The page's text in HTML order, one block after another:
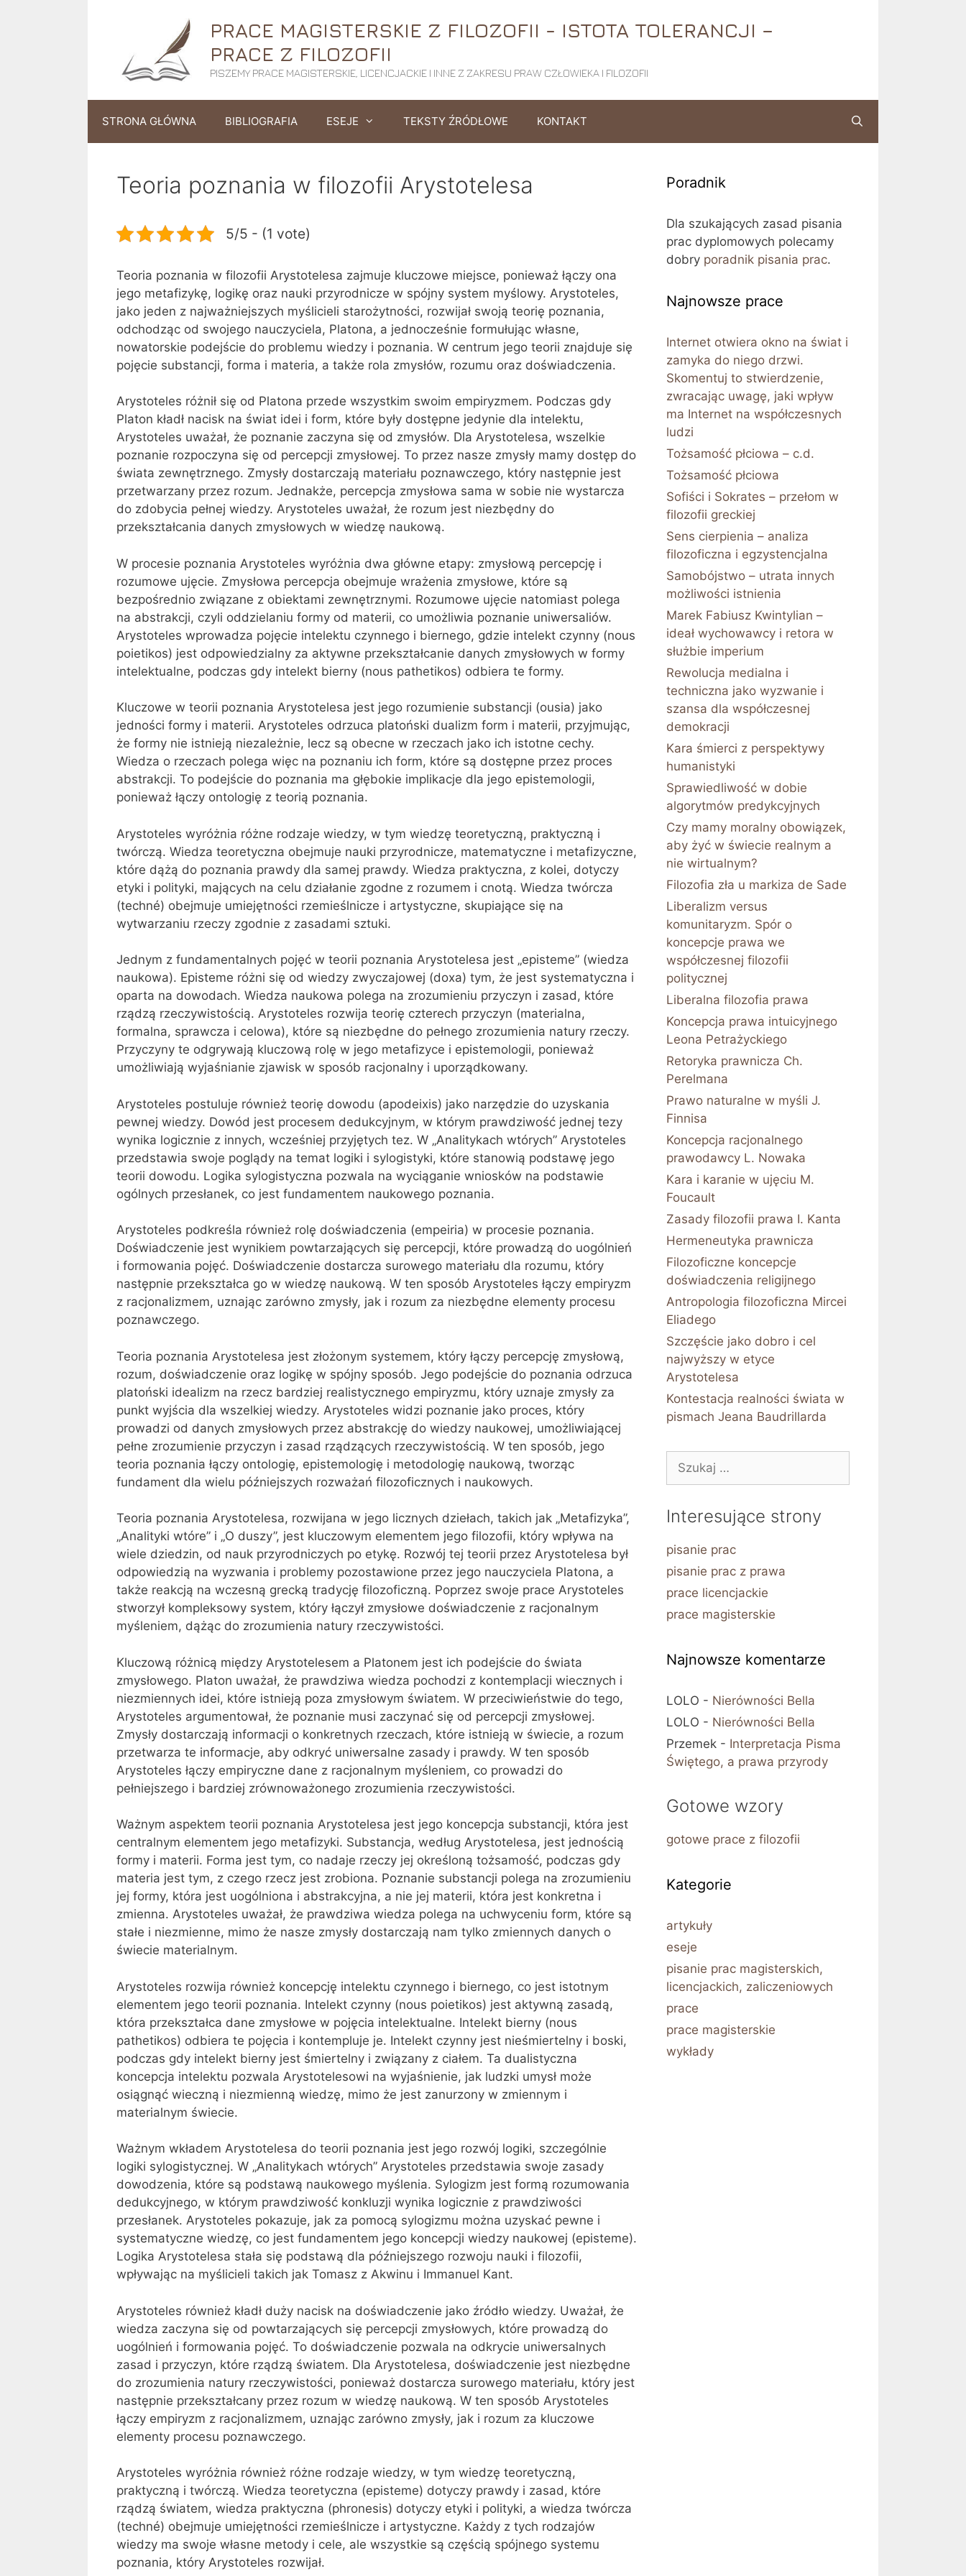
PRACE MAGISTERSKIE Z FILOZOFII - ISTOTA TOLERANCJI –
PRACE Z FILOZOFII
PISZEMY PRACE MAGISTERSKIE, LICENCJACKIE I INNE Z ZAKRESU PRAW CZŁOWIEKA I FILOZOFII
STRONA GŁÓWNA BIBLIOGRAFIA ESEJE TEKSTY ŹRÓDŁOWE KONTAKT
Teoria poznania w filozofii Arystotelesa
5/5 - (1 vote)
Teoria poznania w filozofii Arystotelesa zajmuje kluczowe miejsce, ponieważ łączy ona
jego metafizykę, logikę oraz nauki przyrodnicze w spójny system myślowy. Arystoteles,
jako jeden z najważniejszych myślicieli starożytności, rozwijał swoją teorię poznania,
odchodząc od swojego nauczyciela, Platona, a jednocześnie formułując własne,
nowatorskie podejście do problemu wiedzy i poznania. W centrum jego teorii znajduje się
pojęcie substancji, forma i materia, a także rola zmysłów, rozumu oraz doświadczenia.
Arystoteles różnił się od Platona przede wszystkim swoim empiryzmem. Podczas gdy
Platon kładł nacisk na świat idei i form, które były dostępne jedynie dla intelektu,
Arystoteles uważał, że poznanie zaczyna się od zmysłów. Dla Arystotelesa, wszelkie
poznanie rozpoczyna się od percepcji zmysłowej. To przez nasze zmysły mamy dostęp do
świata zewnętrznego. Zmysły dostarczają materiału poznawczego, który następnie jest
przetwarzany przez rozum. Jednakże, percepcja zmysłowa sama w sobie nie wystarcza
do zdobycia pełnej wiedzy. Arystoteles uważał, że rozum jest niezbędny do
przekształcania danych zmysłowych w wiedzę naukową.
W procesie poznania Arystoteles wyróżnia dwa główne etapy: zmysłową percepcję i
rozumowe ujęcie. Zmysłowa percepcja obejmuje wrażenia zmysłowe, które są
bezpośrednio związane z obiektami zewnętrznymi. Rozumowe ujęcie natomiast polega
na abstrakcji, czyli oddzielaniu formy od materii, co umożliwia poznanie uniwersaliów.
Arystoteles wprowadza pojęcie intelektu czynnego i biernego, gdzie intelekt czynny (nous
poietikos) jest odpowiedzialny za aktywne przekształcanie danych zmysłowych w formy
intelektualne, podczas gdy intelekt bierny (nous pathetikos) odbiera te formy.
Kluczowe w teorii poznania Arystotelesa jest jego rozumienie substancji (ousia) jako
jedności formy i materii. Arystoteles odrzuca platoński dualizm form i materii, przyjmując,
że formy nie istnieją niezależnie, lecz są obecne w rzeczach jako ich istotne cechy.
Wiedza o rzeczach polega więc na poznaniu ich form, które są dostępne przez proces
abstrakcji. To podejście do poznania ma głębokie implikacje dla jego epistemologii,
ponieważ łączy ontologię z teorią poznania.
Arystoteles wyróżnia różne rodzaje wiedzy, w tym wiedzę teoretyczną, praktyczną i
twórczą. Wiedza teoretyczna obejmuje nauki przyrodnicze, matematyczne i metafizyczne,
które dążą do poznania prawdy dla samej prawdy. Wiedza praktyczna, z kolei, dotyczy
etyki i polityki, mających na celu działanie zgodne z rozumem i cnotą. Wiedza twórcza
(techné) obejmuje umiejętności rzemieślnicze i artystyczne, skupiające się na
wytwarzaniu rzeczy zgodnie z zasadami sztuki.
Jednym z fundamentalnych pojęć w teorii poznania Arystotelesa jest „episteme” (wiedza
naukowa). Episteme różni się od wiedzy zwyczajowej (doxa) tym, że jest systematyczna i
oparta na dowodach. Wiedza naukowa polega na zrozumieniu przyczyn i zasad, które
rządzą rzeczywistością. Arystoteles rozwija teorię czterech przyczyn (materialna,
formalna, sprawcza i celowa), które są niezbędne do pełnego zrozumienia natury rzeczy.
Przyczyny te odgrywają kluczową rolę w jego metafizyce i epistemologii, ponieważ
umożliwiają wyjaśnianie zjawisk w sposób racjonalny i uporządkowany.
Arystoteles postuluje również teorię dowodu (apodeixis) jako narzędzie do uzyskania
pewnej wiedzy. Dowód jest procesem dedukcyjnym, w którym prawdziwość jednej tezy
wynika logicznie z innych, wcześniej przyjętych tez. W „Analitykach wtórych” Arystoteles
przedstawia swoje poglądy na temat logiki i sylogistyki, które stanowią podstawę jego
teorii dowodu. Logika sylogistyczna pozwala na wyciąganie wniosków na podstawie
ogólnych przesłanek, co jest fundamentem naukowego poznania.
Arystoteles podkreśla również rolę doświadczenia (empeiria) w procesie poznania.
Doświadczenie jest wynikiem powtarzających się percepcji, które prowadzą do uogólnień
i formowania pojęć. Doświadczenie dostarcza surowego materiału dla rozumu, który
następnie przekształca go w wiedzę naukową. W ten sposób Arystoteles łączy empiryzm
z racjonalizmem, uznając zarówno zmysły, jak i rozum za niezbędne elementy procesu
poznawczego.
Teoria poznania Arystotelesa jest złożonym systemem, który łączy percepcję zmysłową,
rozum, doświadczenie oraz logikę w spójny sposób. Jego podejście do poznania odrzuca
platoński idealizm na rzecz bardziej realistycznego empiryzmu, który uznaje zmysły za
punkt wyjścia dla wszelkiej wiedzy. Arystoteles widzi poznanie jako proces, który
prowadzi od danych zmysłowych przez abstrakcję do wiedzy naukowej, umożliwiającej
pełne zrozumienie przyczyn i zasad rządzących rzeczywistością. W ten sposób, jego
teoria poznania łączy ontologię, epistemologię i metodologię naukową, tworząc
fundament dla wielu późniejszych rozważań filozoficznych i naukowych.
Teoria poznania Arystotelesa, rozwijana w jego licznych dziełach, takich jak „Metafizyka”,
„Analityki wtóre” i „O duszy”, jest kluczowym elementem jego filozofii, który wpływa na
wiele dziedzin, od nauk przyrodniczych po etykę. Rozwój tej teorii przez Arystotelesa był
odpowiedzią na wyzwania i problemy pozostawione przez jego nauczyciela Platona, a
także reakcją na wczesną grecką tradycję filozoficzną. Poprzez swoje prace Arystoteles
stworzył kompleksowy system, który łączył zmysłowe doświadczenie z racjonalnym
myśleniem, dążąc do zrozumienia natury rzeczywistości.
Kluczową różnicą między Arystotelesem a Platonem jest ich podejście do świata
zmysłowego. Platon uważał, że prawdziwa wiedza pochodzi z kontemplacji wiecznych i
niezmiennych idei, które istnieją poza zmysłowym światem. W przeciwieństwie do tego,
Arystoteles argumentował, że poznanie musi zaczynać się od percepcji zmysłowej.
Zmysły dostarczają informacji o konkretnych rzeczach, które istnieją w świecie, a rozum
przetwarza te informacje, aby odkryć uniwersalne zasady i prawdy. W ten sposób
Arystoteles łączy empiryczne dane z racjonalnym myśleniem, co prowadzi do
pełniejszego i bardziej zrównoważonego zrozumienia rzeczywistości.
Ważnym aspektem teorii poznania Arystotelesa jest jego koncepcja substancji, która jest
centralnym elementem jego metafizyki. Substancja, według Arystotelesa, jest jednością
formy i materii. Forma jest tym, co nadaje rzeczy jej określoną tożsamość, podczas gdy
materia jest tym, z czego rzecz jest zrobiona. Poznanie substancji polega na zrozumieniu
jej formy, która jest uogólniona i abstrakcyjna, a nie jej materii, która jest konkretna i
zmienna. Arystoteles uważał, że prawdziwa wiedza polega na uchwyceniu form, które są
stałe i niezmienne, mimo że nasze zmysły dostarczają nam tylko zmiennych danych o
świecie materialnym.
Arystoteles rozwija również koncepcję intelektu czynnego i biernego, co jest istotnym
elementem jego teorii poznania. Intelekt czynny (nous poietikos) jest aktywną zasadą,
która przekształca dane zmysłowe w pojęcia intelektualne. Intelekt bierny (nous
pathetikos) odbiera te pojęcia i kontempluje je. Intelekt czynny jest nieśmiertelny i boski,
podczas gdy intelekt bierny jest śmiertelny i związany z ciałem. Ta dualistyczna
koncepcja intelektu pozwala Arystotelesowi na wyjaśnienie, jak ludzki umysł może
osiągnąć wieczną i niezmienną wiedzę, mimo że jest zanurzony w zmiennym i
materialnym świecie.
Ważnym wkładem Arystotelesa do teorii poznania jest jego rozwój logiki, szczególnie
logiki sylogistycznej. W „Analitykach wtórych” Arystoteles przedstawia swoje zasady
dowodzenia, które są podstawą naukowego myślenia. Sylogizm jest formą rozumowania
dedukcyjnego, w którym prawdziwość konkluzji wynika logicznie z prawdziwości
przesłanek. Arystoteles pokazuje, jak za pomocą sylogizmu można uzyskać pewne i
systematyczne wiedzę, co jest fundamentem jego koncepcji wiedzy naukowej (episteme).
Logika Arystotelesa stała się podstawą dla późniejszego rozwoju nauki i filozofii,
wpływając na myślicieli takich jak Tomasz z Akwinu i Immanuel Kant.
Arystoteles również kładł duży nacisk na doświadczenie jako źródło wiedzy. Uważał, że
wiedza zaczyna się od powtarzających się percepcji zmysłowych, które prowadzą do
uogólnień i formowania pojęć. To doświadczenie pozwala na odkrycie uniwersalnych
zasad i przyczyn, które rządzą światem. Dla Arystotelesa, doświadczenie jest niezbędne
do zrozumienia natury rzeczywistości, ponieważ dostarcza surowego materiału, który jest
następnie przekształcany przez rozum w wiedzę naukową. W ten sposób Arystoteles
łączy empiryzm z racjonalizmem, uznając zarówno zmysły, jak i rozum za kluczowe
elementy procesu poznawczego.
Arystoteles wyróżnia również różne rodzaje wiedzy, w tym wiedzę teoretyczną,
praktyczną i twórczą. Wiedza teoretyczna (episteme) dotyczy prawdy i zasad, które
rządzą światem, wiedza praktyczna (phronesis) dotyczy etyki i polityki, a wiedza twórcza
(techné) obejmuje umiejętności rzemieślnicze i artystyczne. Każdy z tych rodzajów
wiedzy ma swoje własne metody i cele, ale wszystkie są częścią spójnego systemu
poznania, który Arystoteles rozwijał.
Poradnik
Dla szukających zasad pisania
prac dyplomowych polecamy
dobry poradnik pisania prac.
Najnowsze prace
Internet otwiera okno na świat i
zamyka do niego drzwi.
Skomentuj to stwierdzenie,
zwracając uwagę, jaki wpływ
ma Internet na współczesnych
ludzi
Tożsamość płciowa – c.d.
Tożsamość płciowa
Sofiści i Sokrates – przełom w
filozofii greckiej
Sens cierpienia – analiza
filozoficzna i egzystencjalna
Samobójstwo – utrata innych
możliwości istnienia
Marek Fabiusz Kwintylian –
ideał wychowawcy i retora w
służbie imperium
Rewolucja medialna i
techniczna jako wyzwanie i
szansa dla współczesnej
demokracji
Kara śmierci z perspektywy
humanistyki
Sprawiedliwość w dobie
algorytmów predykcyjnych
Czy mamy moralny obowiązek,
aby żyć w świecie realnym a
nie wirtualnym?
Filozofia zła u markiza de Sade
Liberalizm versus
komunitaryzm. Spór o
koncepcje prawa we
współczesnej filozofii
politycznej
Liberalna filozofia prawa
Koncepcja prawa intuicyjnego
Leona Petrażyckiego
Retoryka prawnicza Ch.
Perelmana
Prawo naturalne w myśli J.
Finnisa
Koncepcja racjonalnego
prawodawcy L. Nowaka
Kara i karanie w ujęciu M.
Foucault
Zasady filozofii prawa I. Kanta
Hermeneutyka prawnicza
Filozoficzne koncepcje
doświadczenia religijnego
Antropologia filozoficzna Mircei
Eliadego
Szczęście jako dobro i cel
najwyższy w etyce
Arystotelesa
Kontestacja realności świata w
pismach Jeana Baudrillarda
Interesujące strony
pisanie prac
pisanie prac z prawa
prace licencjackie
prace magisterskie
Najnowsze komentarze
LOLO - Nierówności Bella
LOLO - Nierówności Bella
Przemek - Interpretacja Pisma
Świętego, a prawa przyrody
Gotowe wzory
gotowe prace z filozofii
Kategorie
artykuły
eseje
pisanie prac magisterskich,
licencjackich, zaliczeniowych
prace
prace magisterskie
wykłady